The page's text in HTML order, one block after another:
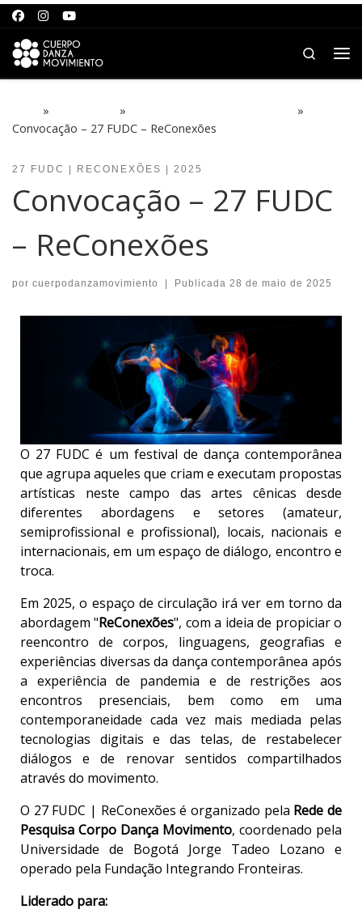
Saltar para o conteúdo
Search
» »
»
Convocação – 27 FUDC – ReConexões
27 FUDC | RECONEXÕES | 2025
Convocação – 27 FUDC
– ReConexões
por cuerpodanzamovimiento | Publicada 28 de maio de 2025
O 27 FUDC é um festival de dança contemporânea
que agrupa aqueles que criam e executam propostas
artísticas neste campo das artes cênicas desde
diferentes abordagens e setores (amateur,
semiprofissional e profissional), locais, nacionais e
internacionais, em um espaço de diálogo, encontro e
troca.
Em 2025, o espaço de circulação irá ver em torno da
abordagem "ReConexões", com a ideia de propiciar o
reencontro de corpos, linguagens, geografias e
experiências diversas da dança contemporânea após
a experiência de pandemia e de restrições aos
encontros presenciais, bem como em uma
contemporaneidade cada vez mais mediada pelas
tecnologias digitais e das telas, de restabelecer
diálogos e de renovar sentidos compartilhados
através do movimento.
O 27 FUDC | ReConexões é organizado pela Rede de
Pesquisa Corpo Dança Movimento, coordenado pela
Universidade de Bogotá Jorge Tadeo Lozano e
operado pela Fundação Integrando Fronteiras.
Liderado para: